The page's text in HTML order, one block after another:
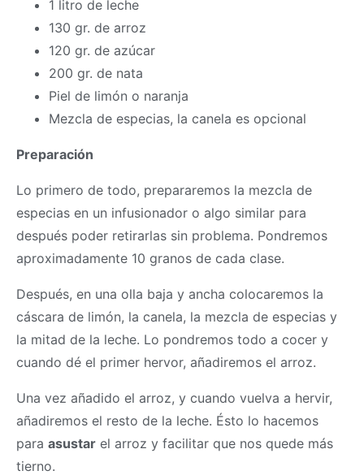
1 litro de leche
130 gr. de arroz
120 gr. de azúcar
200 gr. de nata
Piel de limón o naranja
Mezcla de especias, la canela es opcional
Preparación
Lo primero de todo, prepararemos la mezcla de
especias en un infusionador o algo similar para
después poder retirarlas sin problema. Pondremos
aproximadamente 10 granos de cada clase.
Después, en una olla baja y ancha colocaremos la
cáscara de limón, la canela, la mezcla de especias y
la mitad de la leche. Lo pondremos todo a cocer y
cuando dé el primer hervor, añadiremos el arroz.
Una vez añadido el arroz, y cuando vuelva a hervir,
añadiremos el resto de la leche. Ésto lo hacemos
para asustar el arroz y facilitar que nos quede más
tierno.